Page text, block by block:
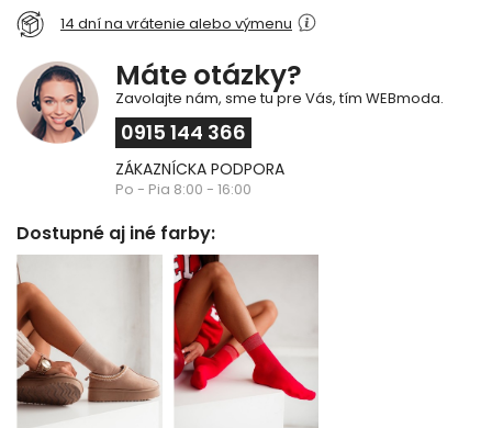
14 dní na vrátenie alebo výmenu
Máte otázky?
Zavolajte nám, sme tu pre Vás, tím WEBmoda.
0915 144 366
ZÁKAZNÍCKA PODPORA
Po - Pia 8:00 - 16:00
Dostupné aj iné farby: